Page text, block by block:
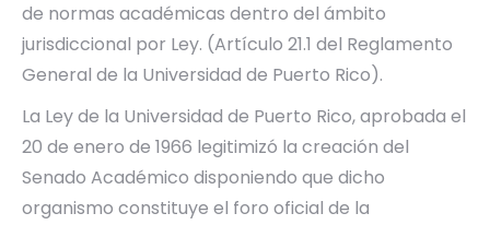
de normas académicas dentro del ámbito
jurisdiccional por Ley. (Artículo 21.1 del Reglamento
General de la Universidad de Puerto Rico).
La Ley de la Universidad de Puerto Rico, aprobada el
20 de enero de 1966 legitimizó la creación del
Senado Académico disponiendo que dicho
organismo constituye el foro oficial de la